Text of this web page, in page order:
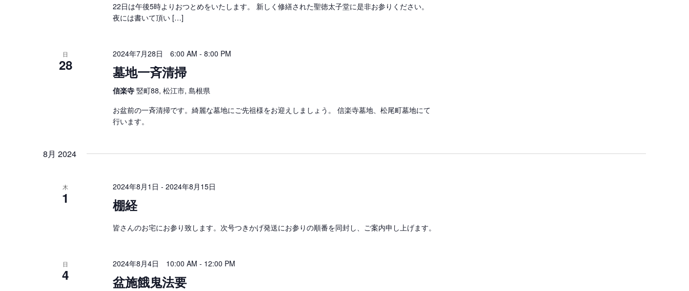
22日は午後5時よりおつとめをいたします。 新しく修繕された聖徳太子堂に是非お参りください。
夜には書いて頂い […]
日
28
2024年7月28日 6:00 AM - 8:00 PM
墓地一斉清掃
信楽寺 竪町88, 松江市, 島根県
お盆前の一斉清掃です。綺麗な墓地にご先祖様をお迎えしましょう。 信楽寺墓地、松尾町墓地にて
行います。
8月 2024
木
1
2024年8月1日 - 2024年8月15日
棚経
皆さんのお宅にお参り致します。次号つきかげ発送にお参りの順番を同封し、ご案内申し上げます。
日
4
2024年8月4日 10:00 AM - 12:00 PM
盆施餓鬼法要